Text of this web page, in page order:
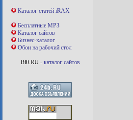
Каталог статей iRAX
Бесплатные MP3
Каталог сайтов
Бизнес-каталог
Обои на рабочий стол
Bi0.RU - каталог сайтов